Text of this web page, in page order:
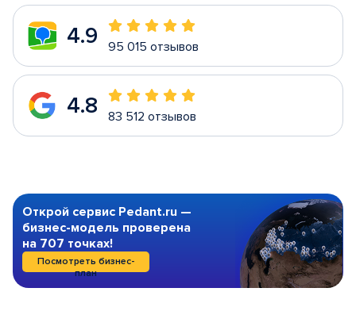
4.9 95 015 отзывов
4.8 83 512 отзывов
Открой сервис Pedant.ru —
бизнес-модель проверена
на 707 точках!
Посмотреть бизнес-
план